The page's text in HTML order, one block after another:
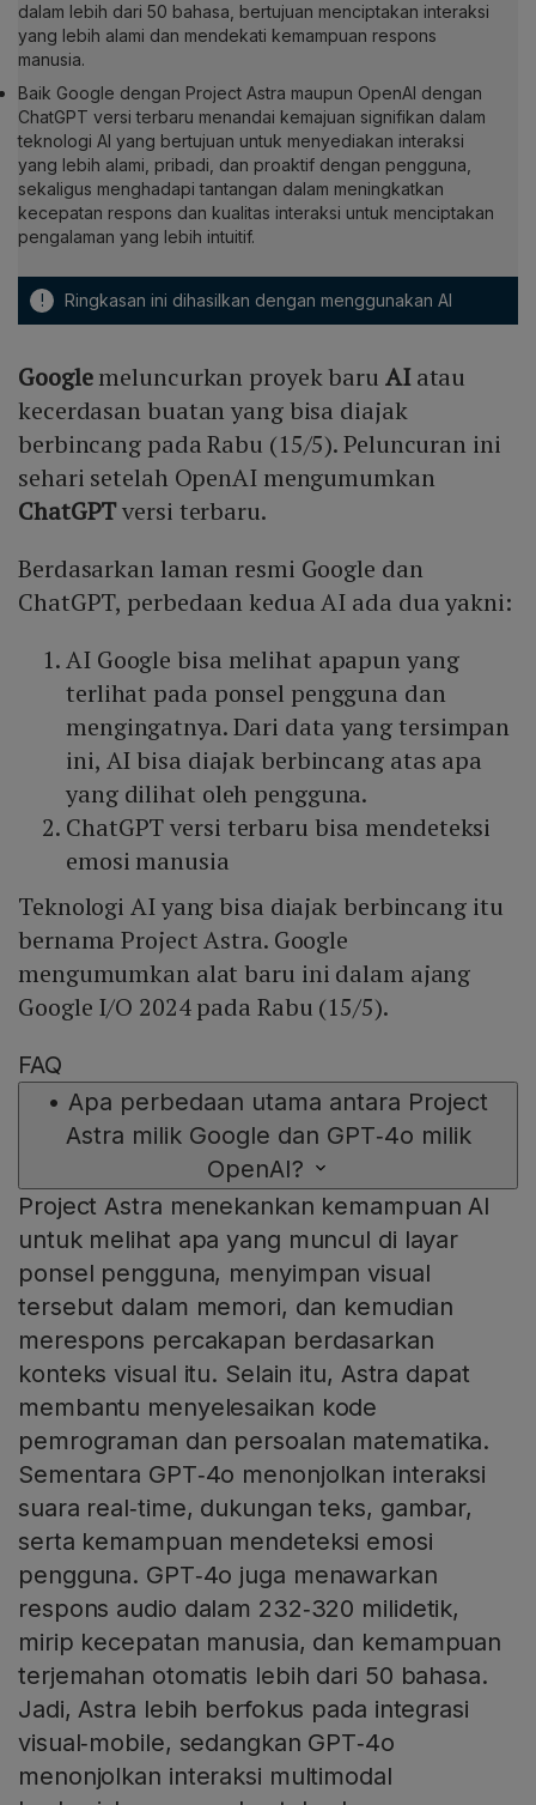
dalam lebih dari 50 bahasa, bertujuan menciptakan interaksi
yang lebih alami dan mendekati kemampuan respons
manusia.
Baik Google dengan Project Astra maupun OpenAI dengan
ChatGPT versi terbaru menandai kemajuan signifikan dalam
teknologi AI yang bertujuan untuk menyediakan interaksi
yang lebih alami, pribadi, dan proaktif dengan pengguna,
sekaligus menghadapi tantangan dalam meningkatkan
kecepatan respons dan kualitas interaksi untuk menciptakan
pengalaman yang lebih intuitif.
! Ringkasan ini dihasilkan dengan menggunakan AI
Googlemeluncurkan proyek baru AIatau
kecerdasan buatan yang bisa diajak
berbincang pada Rabu (15/5). Peluncuran ini
sehari setelah OpenAI mengumumkan
ChatGPTversi terbaru.
Berdasarkan laman resmi Google dan
ChatGPT, perbedaan kedua AI ada dua yakni:
AI Google bisa melihat apapun yang
terlihat pada ponsel pengguna dan
mengingatnya. Dari data yang tersimpan
ini, AI bisa diajak berbincang atas apa
yang dilihat oleh pengguna.
ChatGPT versi terbaru bisa mendeteksi
emosi manusia
Teknologi AI yang bisa diajak berbincang itu
bernama Project Astra. Google
mengumumkan alat baru ini dalam ajang
Google I/O 2024 pada Rabu (15/5).
FAQ
• Apa perbedaan utama antara Project
Astra milik Google dan GPT‑4o milik
OpenAI?
Project Astra menekankan kemampuan AI
untuk melihat apa yang muncul di layar
ponsel pengguna, menyimpan visual
tersebut dalam memori, dan kemudian
merespons percakapan berdasarkan
konteks visual itu. Selain itu, Astra dapat
membantu menyelesaikan kode
pemrograman dan persoalan matematika.
Sementara GPT‑4o menonjolkan interaksi
suara real‑time, dukungan teks, gambar,
serta kemampuan mendeteksi emosi
pengguna. GPT‑4o juga menawarkan
respons audio dalam 232‑320 milidetik,
mirip kecepatan manusia, dan kemampuan
terjemahan otomatis lebih dari 50 bahasa.
Jadi, Astra lebih berfokus pada integrasi
visual‑mobile, sedangkan GPT‑4o
menonjolkan interaksi multimodal